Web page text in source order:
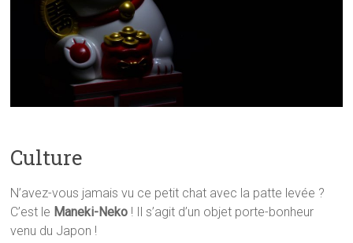
Culture
N’avez-vous jamais vu ce petit chat avec la patte levée ?
C’est le Maneki-Neko ! Il s’agit d’un objet porte-bonheur
venu du Japon !